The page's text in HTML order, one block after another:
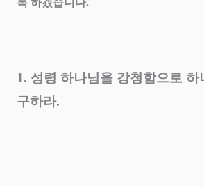
1. 성령 하나님을 강청함으로 하
구하라.